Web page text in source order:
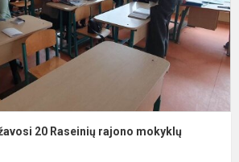
20 Raseinių rajono mokyklų